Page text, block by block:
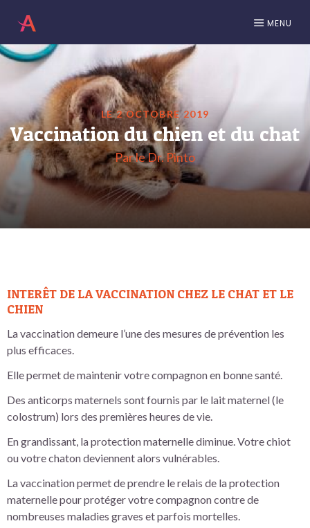
MENU
LE 2 OCTOBRE 2019
Vaccination du chien et du chat
Par le Dr. Pinto
INTERÊT DE LA VACCINATION CHEZ LE CHAT ET LE
CHIEN
La vaccination demeure l’une des mesures de prévention les
plus efficaces.
Elle permet de maintenir votre compagnon en bonne santé.
Des anticorps maternels sont fournis par le lait maternel (le
colostrum) lors des premières heures de vie.
En grandissant, la protection maternelle diminue. Votre chiot
ou votre chaton deviennent alors vulnérables.
La vaccination permet de prendre le relais de la protection
maternelle pour protéger votre compagnon contre de
nombreuses maladies graves et parfois mortelles.